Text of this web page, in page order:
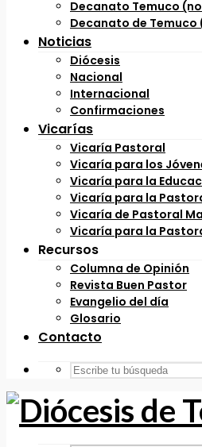
Decanato Temuco
Decanato de Temuco
Noticias
Diócesis
Nacional
Internacional
Confirmaciones
Vicarías
Vicaría Pastoral
Vicaría para los
Vicaría para la
Vicaría para la
Vicaría de Pastoral
Vicaría para la
Recursos
Columna de Opinión
Revista Buen Pastor
Evangelio del día
Glosario
Contacto